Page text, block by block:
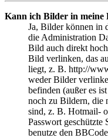
Kann ich Bilder in meine
Ja, Bilder können in
die Administration
Bild auch direkt
Bild verlinken, das
liegt, z. B. http://
weder Bilder
befinden (außer es
noch zu Bildern, die
sind, z. B. Hotmail-
Passwort geschützte
benutze den